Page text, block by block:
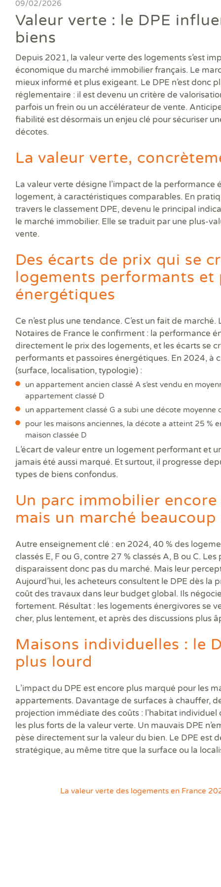
Actualités
Faire un devis
Trouver une agence
Devenir franchisé
Offres d'emploi
Contact
09/02/2026
Valeur verte : le DPE
biens
Depuis 2021, la valeur verte des logements s’est
économique du marché immobilier français. Le
mieux informé et plus exigeant. Le DPE n’est donc
réglementaire : il est devenu un critère de
parfois un frein ou un accélérateur de vente.
fiabilité est désormais un enjeu clé pour sécuriser
décotes.
La valeur verte,
La valeur verte désigne l’impact de la performance
logement, à caractéristiques comparables. En
travers le classement DPE, devenu le principal
le marché immobilier. Elle se traduit par une plus-
vente.
Des écarts de prix qui se
logements performants et
énergétiques
Ce n’est plus une tendance. C’est un fait de
Notaires de France le confirment : la performance
directement le prix des logements, et les écarts se
performants et passoires énergétiques. En 2024, à
(surface, localisation, typologie) :
un appartement ancien classé A s’est vendu en
appartement classé D
un appartement classé G a subi une décote moyenne
pour les maisons anciennes, la décote a atteint 25 %
maison classée D
L’écart de valeur entre un logement performant et
jamais été aussi marqué. Et surtout, il progresse
types de biens confondus.
Un parc immobilier
mais un marché
Autre enseignement clé : en 2024, 40 % des
classés E, F ou G, contre 27 % classés A, B ou C.
disparaissent donc pas du marché. Mais leur
Aujourd’hui, les acheteurs consultent le DPE dès la
coût des travaux dans leur budget global. Ils
fortement. Résultat : les logements énergivores se
cher, plus lentement, et après des discussions plus
Maisons individuelles : le
plus lourd
L’impact du DPE est encore plus marqué pour les
appartements. Davantage de surfaces à chauffer,
projection immédiate des coûts : l’habitat individuel
les plus forts de la valeur verte. Un mauvais DPE
pèse directement sur la valeur du bien. Le DPE est
stratégique, au même titre que la surface ou la
La valeur verte des logements en France